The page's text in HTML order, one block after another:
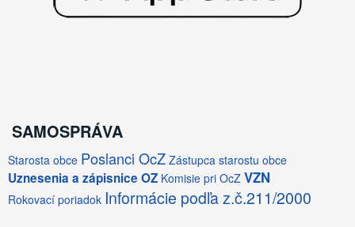
SAMOSPRÁVA
Starosta obce Poslanci OcZ Zástupca starostu obce
Uznesenia a zápisnice OZ Komisie pri OcZ VZN
Rokovací poriadok Informácie podľa z.č.211/2000